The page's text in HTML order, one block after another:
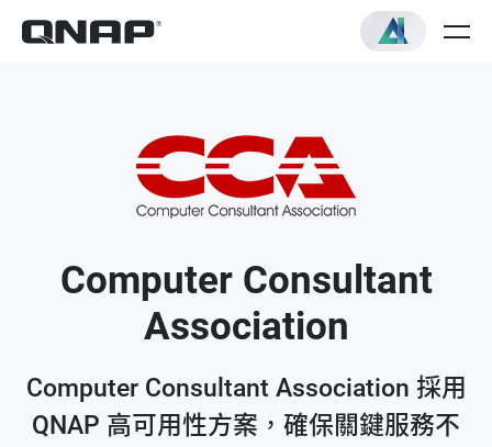
Computer Consultant
Association
Computer Consultant Association 採用
QNAP 高可用性方案，確保關鍵服務不